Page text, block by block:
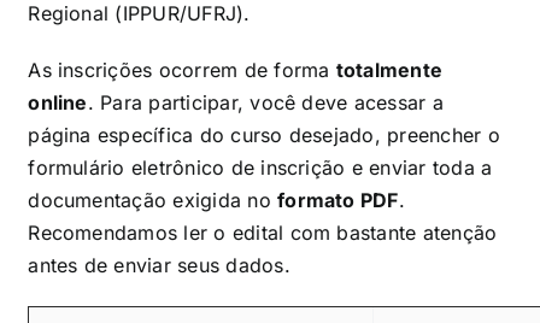
Regional (IPPUR/UFRJ).
As inscrições ocorrem de forma totalmente
online. Para participar, você deve acessar a
página específica do curso desejado, preencher o
formulário eletrônico de inscrição e enviar toda a
documentação exigida noformato PDF.
Recomendamos ler o edital com bastante atenção
antes de enviar seus dados.